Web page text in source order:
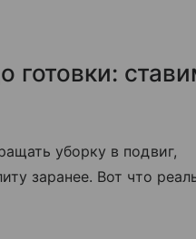
готовки:
уборку в подвиг,
заранее. Вот что